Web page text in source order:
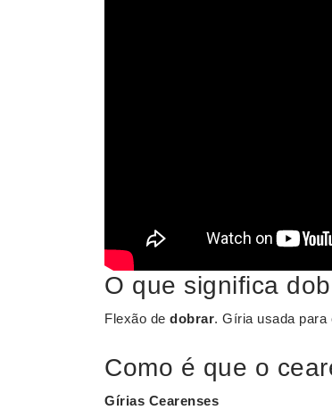
O que significa
Flexão de dobrar. Gíria usada para
Como é que o
Gírias Cearenses